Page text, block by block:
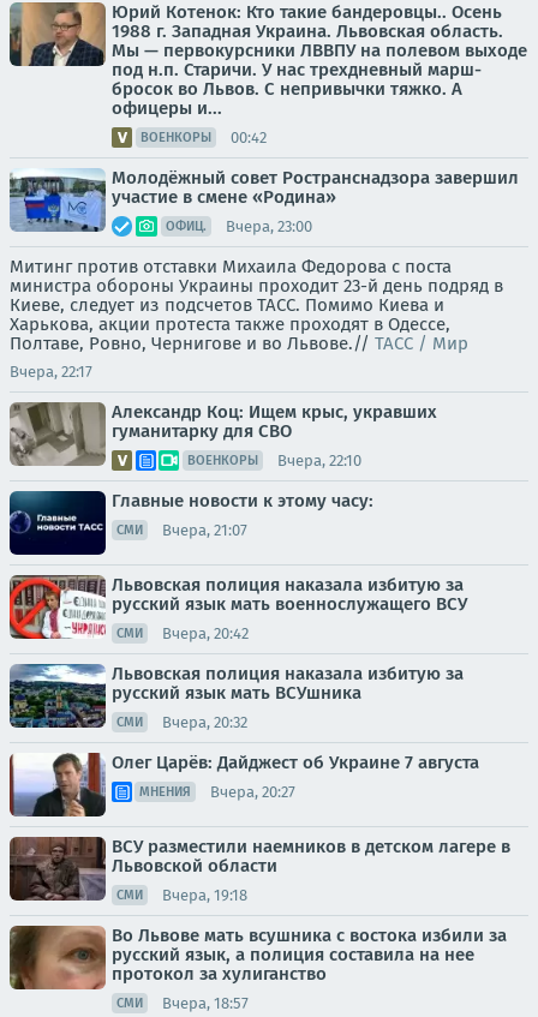
Юрий Котенок: Кто такие бандеровцы.. Осень
1988 г. Западная Украина. Львовская область.
Мы — первокурсники ЛВВПУ на полевом выходе
под н.п. Старичи. У нас трехдневный марш-
бросок во Львов. С непривычки тяжко. А
офицеры и...
ВОЕНКОРЫ 00:42
Молодёжный совет Ространснадзора завершил
участие в смене «Родина»
ОФИЦ. Вчера, 23:00
Митинг против отставки Михаила Федорова с поста
министра обороны Украины проходит 23-й день подряд в
Киеве, следует из подсчетов ТАСС. Помимо Киева и
Харькова, акции протеста также проходят в Одессе,
Полтаве, Ровно, Чернигове и во Львове.// ТАСС / Мир
Вчера, 22:17
Александр Коц: Ищем крыс, укравших
гуманитарку для СВО
ВОЕНКОРЫ Вчера, 22:10
Главные новости к этому часу:
СМИ Вчера, 21:07
Львовская полиция наказала избитую за
русский язык мать военнослужащего ВСУ
СМИ Вчера, 20:42
Львовская полиция наказала избитую за
русский язык мать ВСУшника
СМИ Вчера, 20:32
Олег Царёв: Дайджест об Украине 7 августа
МНЕНИЯ Вчера, 20:27
ВСУ разместили наемников в детском лагере в
Львовской области
СМИ Вчера, 19:18
Во Львове мать всушника с востока избили за
русский язык, а полиция составила на нее
протокол за хулиганство
СМИ Вчера, 18:57